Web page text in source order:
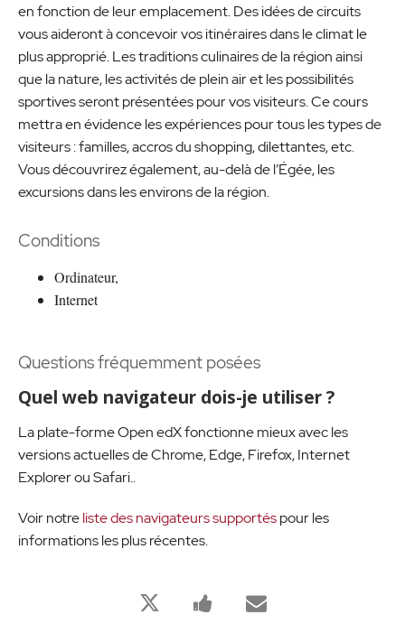
en fonction de leur emplacement. Des idées de circuits
vous aideront à concevoir vos itinéraires dans le climat le
plus approprié. Les traditions culinaires de la région ainsi
que la nature, les activités de plein air et les possibilités
sportives seront présentées pour vos visiteurs. Ce cours
mettra en évidence les expériences pour tous les types de
visiteurs : familles, accros du shopping, dilettantes, etc.
Vous découvrirez également, au-delà de l’Égée, les
excursions dans les environs de la région.
Conditions
Ordinateur,
Internet
Questions fréquemment posées
Quel web navigateur dois-je utiliser ?
La plate-forme Open edX fonctionne mieux avec les
versions actuelles de Chrome, Edge, Firefox, Internet
Explorer ou Safari..
Voir notreliste des navigateurs supportéspour les
informations les plus récentes.
derseBu
derseBirisine
bu